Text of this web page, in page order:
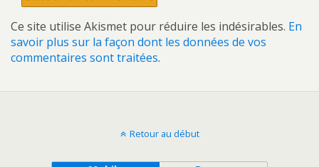
Ce site utilise Akismet pour réduire les indésirables. En
savoir plus sur la façon dont les données de vos
commentaires sont traitées.
Retour au début